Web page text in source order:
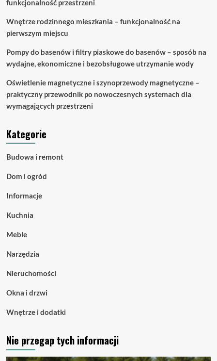
funkcjonalność przestrzeni
Wnętrze rodzinnego mieszkania – funkcjonalność na
pierwszym miejscu
Pompy do basenów i filtry piaskowe do basenów – sposób na
wydajne, ekonomiczne i bezobsługowe utrzymanie wody
Oświetlenie magnetyczne i szynoprzewody magnetyczne –
praktyczny przewodnik po nowoczesnych systemach dla
wymagających przestrzeni
Kategorie
Budowa i remont
Dom i ogród
Informacje
Kuchnia
Meble
Narzędzia
Nieruchomości
Okna i drzwi
Wnętrze i dodatki
Nie przegap tych informacji